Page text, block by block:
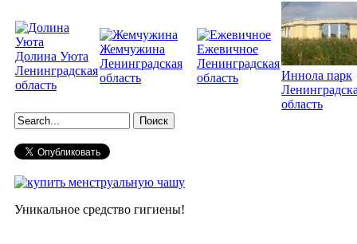
Долина Уюта
Ленинградская
область
Жемчужина
Ленинградская
область
Ежевичное
Ленинградская
область
Иннола парк
область
Форма поиска
Уникальное средство гигиены!